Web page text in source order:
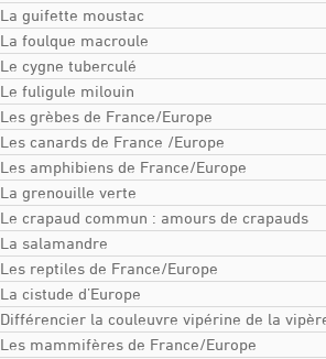
La guifette moustac
La foulque macroule
Le cygne tuberculé
Le fuligule milouin
Les grèbes de France/Europe
Les canards de France /Europe
Les amphibiens de France/Europe
La grenouille verte
Le crapaud commun : amours de crapauds
La salamandre
Les reptiles de France/Europe
La cistude d’Europe
Différencier la couleuvre vipérine de la
Les mammifères de France/Europe